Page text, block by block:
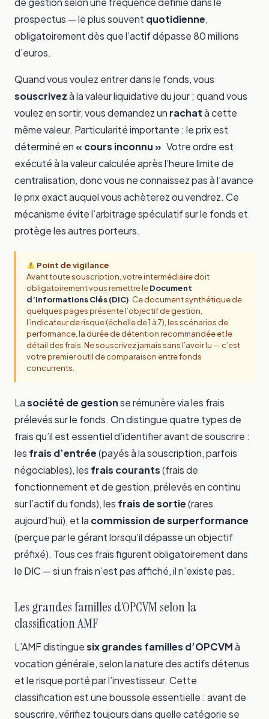
prospectus — le plus souvent quotidienne,
obligatoirement dès que l’actif dépasse 80 millions
d’euros.
Quand vous voulez entrer dans le fonds, vous
souscrivezà la valeur liquidative du jour ; quand vous
voulez en sortir, vous demandez un rachatà cette
même valeur. Particularité importante : le prix est
déterminé en « cours inconnu ». Votre ordre est
exécuté à la valeur calculée après l’heure limite de
centralisation, donc vous ne connaissez pas à l’avance
le prix exact auquel vous achèterez ou vendrez. Ce
mécanisme évite l’arbitrage spéculatif sur le fonds et
protège les autres porteurs.
Point de vigilance
Avant toute souscription, votre intermédiaire doit
obligatoirement vous remettre leDocument
d’Informations Clés (DIC) . Ce document synthétique de
quelques pages présente l’objectif de gestion,
l’indicateur de risque (échelle de 1 à 7), les scénarios de
performance, la durée de détention recommandée et le
détail des frais. Ne souscrivez jamais sans l’avoir lu — c’est
votre premier outil de comparaison entre fonds
concurrents.
Lasociété de gestionse rémunère via les frais
prélevés sur le fonds. On distingue quatre types de
frais qu’il est essentiel d’identifier avant de souscrire :
les frais d’entrée(payés à la souscription, parfois
négociables), les frais courants(frais de
fonctionnement et de gestion, prélevés en continu
sur l’actif du fonds), les frais de sortie(rares
aujourd’hui), et la commission de surperformance
(perçue par le gérant lorsqu’il dépasse un objectif
préfixé). Tous ces frais figurent obligatoirement dans
le DIC — si un frais n’est pas affiché, il n’existe pas.
Les grandes familles d’OPCVM selon la
classification AMF
L’AMF distinguesix grandes familles d’OPCVMà
vocation générale, selon la nature des actifs détenus
et le risque porté par l’investisseur. Cette
classification est une boussole essentielle : avant de
souscrire, vérifiez toujours dans quelle catégorie se